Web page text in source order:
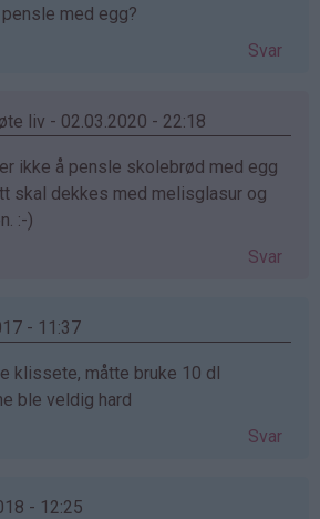
med egg?
Svar
liv - 02.03.2020 - 22:18
ikke å pensle skolebrød med egg
skal dekkes med melisglasur og
:-)
Svar
- 11:37
klissete, måtte bruke 10 dl
ble veldig hard
Svar
- 12:25